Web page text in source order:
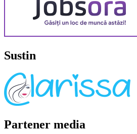
Sustin
Partener media